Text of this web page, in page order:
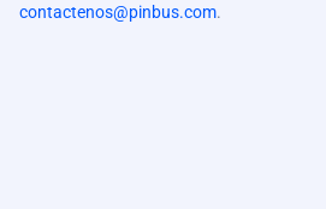
contactenos@pinbus.com.